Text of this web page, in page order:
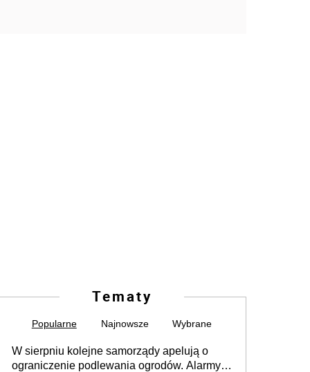
Tematy
Popularne Najnowsze Wybrane
W sierpniu kolejne samorządy apelują o
ograniczenie podlewania ogrodów. Alarmy w